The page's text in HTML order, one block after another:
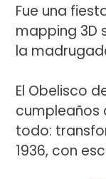
Fue una
mapping 3D
la
El Obelisco
cumpleaños
todo:
1936, con